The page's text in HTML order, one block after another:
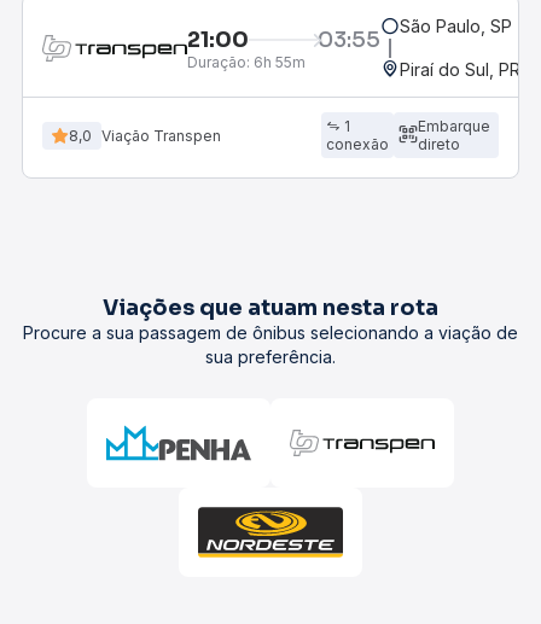
21:00 03:55
Duração: 6h 55m
São Paulo, SP -
Piraí do Sul, PR
8,0 Viação Transpen
1
conexão
Embarque
direto
Viações que atuam nesta rota
Procure a sua passagem de ônibus selecionando a viação de
sua preferência.